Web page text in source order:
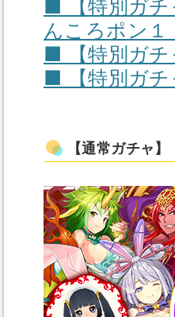
■ 【特別ガチ
んころポン１
■ 【特別ガチ
■ 【特別ガチ
【通常ガチャ】